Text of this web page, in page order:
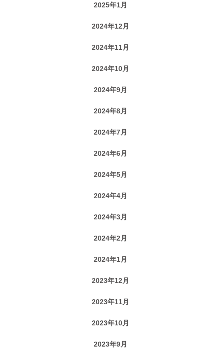
2025年1月
2024年12月
2024年11月
2024年10月
2024年9月
2024年8月
2024年7月
2024年6月
2024年5月
2024年4月
2024年3月
2024年2月
2024年1月
2023年12月
2023年11月
2023年10月
2023年9月